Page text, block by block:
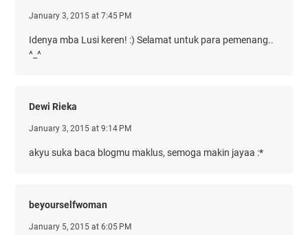
January 3, 2015 at 7:45 PM
Idenya mba Lusi keren! :) Selamat untuk para pemenang..
^_^
Dewi Rieka
January 3, 2015 at 9:14 PM
akyu suka baca blogmu maklus, semoga makin jayaa :*
beyourselfwoman
January 5, 2015 at 6:05 PM